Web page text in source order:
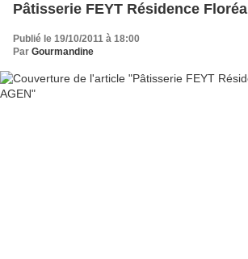
Pâtisserie FEYT Résidence
Publié le 19/10/2011 à 18:00
Par Gourmandine